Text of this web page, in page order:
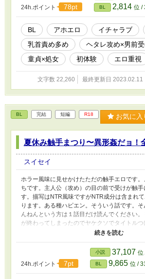
24h.ポイント 78pt BL 2,814 位 /
BL アホエロ イチャラブ
乳首責め多め
ヘタレ攻め×男前
童貞×処女
初体験 エロ重視
文字数 22,260 最終更新日 2023.02.11
BL 完結 短編 R18 お気に入
夏休み触手まつり〜異形姦だョ！
スイセイ
ホラー風味に見せかけたただの触手エロです
ちです。主人公（攻め）の目の前で受けが触手
す。描写はNTR風味ですがNTR成分は含まれ
ります。ある種ハピエン。そういう話です。
んねんという方は１話目だけ読んでください
が終わってしまったのでヤケクソでタイトル
にギャグではないです。エロ方面はわりと頑張
ぶん来週あたりから連載始めるので、よかった
お願いします！
24h.ポイント
7pt
小説 37,107 位
BL 9,865 位 /